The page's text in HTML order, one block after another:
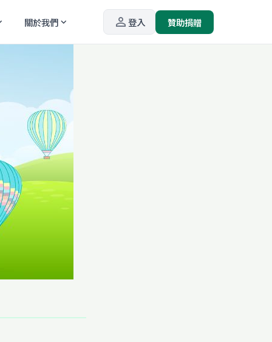
關於我們expand_more person_outline登入 贊助捐贈